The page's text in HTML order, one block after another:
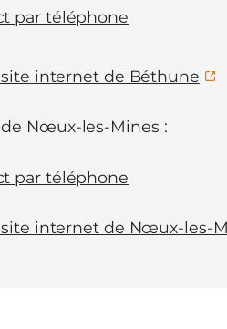
par téléphone
site internet de Béthune
Nœux-les-Mines :
par téléphone
site internet de Nœux-les-